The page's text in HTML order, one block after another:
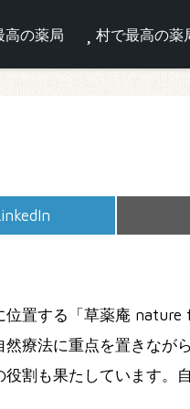
高の薬局 村で最高の薬
置する「草薬庵 nature
療法に重点を置きなが
割も果たしています。